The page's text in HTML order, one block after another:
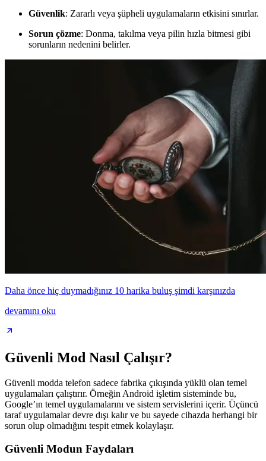
Güvenlik: Zararlı veya şüpheli uygulamaların etkisini sınırlar.
Sorun çözme: Donma, takılma veya pilin hızla bitmesi gibi
sorunların nedenini belirler.
Daha önce hiç duymadığınız 10 harika buluş şimdi karşınızda
devamını oku
Güvenli Mod Nasıl Çalışır?
Güvenli modda telefon sadece fabrika çıkışında yüklü olan temel
uygulamaları çalıştırır. Örneğin Android işletim sisteminde bu,
Google’ın temel uygulamalarını ve sistem servislerini içerir. Üçüncü
taraf uygulamalar devre dışı kalır ve bu sayede cihazda herhangi bir
sorun olup olmadığını tespit etmek kolaylaşır.
Güvenli Modun Faydaları